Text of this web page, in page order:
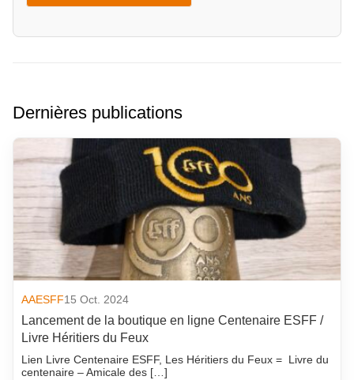
Dernières publications
AAESFF15 Oct. 2024
Lancement de la boutique en ligne Centenaire ESFF /
Livre Héritiers du Feux
Lien Livre Centenaire ESFF, Les Héritiers du Feux = Livre du
centenaire – Amicale des […]